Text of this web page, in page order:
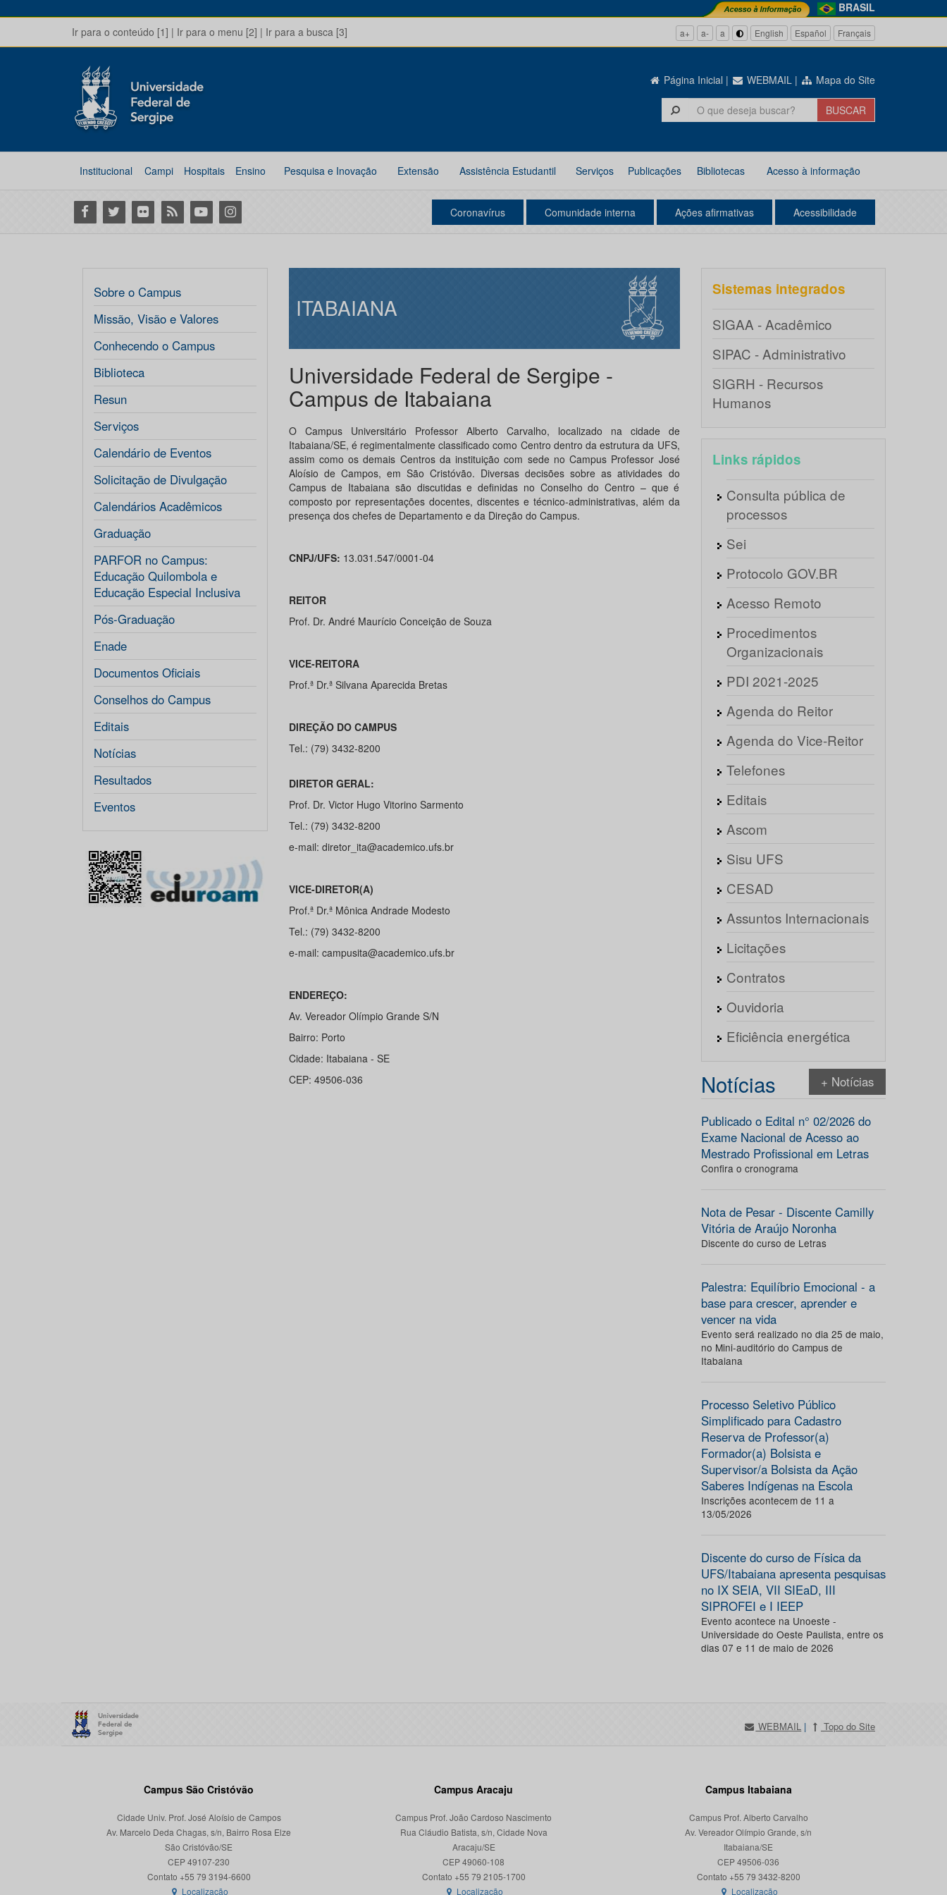
BRASIL
Ir para o conteúdo [1] | Ir para o menu [2] | Ir para a busca [3] a+ a- a English Español Français
Página Inicial | WEBMAIL | Mapa do Site
Institucional Campi Hospitais Ensino Pesquisa e Inovação Extensão Assistência Estudantil Serviços Publicações Bibliotecas Acesso à informação
Facebook
Twitter Flickr RSS YoutubeInstagram Coronavírus Comunidade interna Ações afirmativas Acessibilidade
Sobre o Campus
Missão, Visão e Valores
Conhecendo o Campus
Biblioteca
Resun
Serviços
Calendário de Eventos
Solicitação de Divulgação
Calendários Acadêmicos
Graduação
PARFOR no Campus:
Educação Quilombola e
Educação Especial Inclusiva
Pós-Graduação
Enade
Documentos Oficiais
Conselhos do Campus
Editais
Notícias
Resultados
Eventos
ITABAIANA
Universidade Federal de Sergipe -
Campus de Itabaiana
O Campus Universitário Professor Alberto Carvalho, localizado na cidade de
Itabaiana/SE, é regimentalmente classificado como Centro dentro da estrutura da UFS,
assim como os demais Centros da instituição com sede no Campus Professor José
Aloísio de Campos, em São Cristóvão. Diversas decisões sobre as atividades do
Campus de Itabaiana são discutidas e definidas no Conselho do Centro – que é
composto por representações docentes, discentes e técnico-administrativas, além da
presença dos chefes de Departamento e da Direção do Campus.
CNPJ/UFS: 13.031.547/0001-04
REITOR
Prof. Dr. André Maurício Conceição de Souza
VICE-REITORA
Prof.ª Dr.ª Silvana Aparecida Bretas
DIREÇÃO DO CAMPUS
Tel.: (79) 3432-8200
DIRETOR GERAL:
Prof. Dr. Victor Hugo Vitorino Sarmento
Tel.: (79) 3432-8200
e-mail: diretor_ita@academico.ufs.br
VICE-DIRETOR(A)
Prof.ª Dr.ª Mônica Andrade Modesto
Tel.: (79) 3432-8200
e-mail: campusita@academico.ufs.br
ENDEREÇO:
Av. Vereador Olímpio Grande S/N
Bairro: Porto
Cidade: Itabaiana - SE
CEP: 49506-036
Sistemas integrados
SIGAA - Acadêmico
SIPAC - Administrativo
SIGRH - Recursos
Humanos
Links rápidos
Consulta pública de
processos
Sei
Protocolo GOV.BR
Acesso Remoto
Procedimentos
Organizacionais
PDI 2021-2025
Agenda do Reitor
Agenda do Vice-Reitor
Telefones
Editais
Ascom
Sisu UFS
CESAD
Assuntos Internacionais
Licitações
Contratos
Ouvidoria
Eficiência energética
Notícias + Notícias
Publicado o Edital n° 02/2026 do
Exame Nacional de Acesso ao
Mestrado Profissional em Letras
Confira o cronograma
Nota de Pesar - Discente Camilly
Vitória de Araújo Noronha
Discente do curso de Letras
Palestra: Equilíbrio Emocional - a
base para crescer, aprender e
vencer na vida
Evento será realizado no dia 25 de maio,
no Mini-auditório do Campus de
Itabaiana
Processo Seletivo Público
Simplificado para Cadastro
Reserva de Professor(a)
Formador(a) Bolsista e
Supervisor/a Bolsista da Ação
Saberes Indígenas na Escola
Inscrições acontecem de 11 a
13/05/2026
Discente do curso de Física da
UFS/Itabaiana apresenta pesquisas
no IX SEIA, VII SIEaD, III
SIPROFEI e I IEEP
Evento acontece na Unoeste -
Universidade do Oeste Paulista, entre os
dias 07 e 11 de maio de 2026
WEBMAIL | Topo do Site
Campus São Cristóvão
Cidade Univ. Prof. José Aloísio de Campos
Av. Marcelo Deda Chagas, s/n, Bairro Rosa Elze
São Cristóvão/SE
CEP 49107-230
Localização
Campus Aracaju
Campus Prof. João Cardoso Nascimento
Rua Cláudio Batista, s/n, Cidade Nova
Aracaju/SE
CEP 49060-108
Localização
Campus Itabaiana
Campus Prof. Alberto Carvalho
Av. Vereador Olímpio Grande, s/n
Itabaiana/SE
CEP 49506-036
Localização